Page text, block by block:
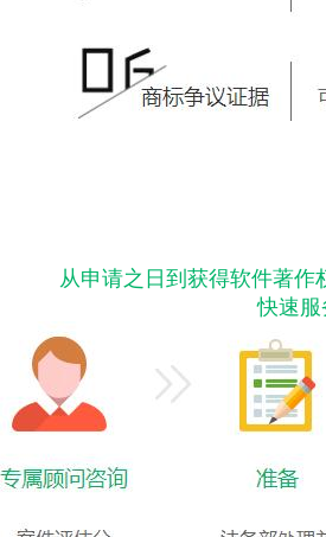
从申请之日到获得软件著作
快速服